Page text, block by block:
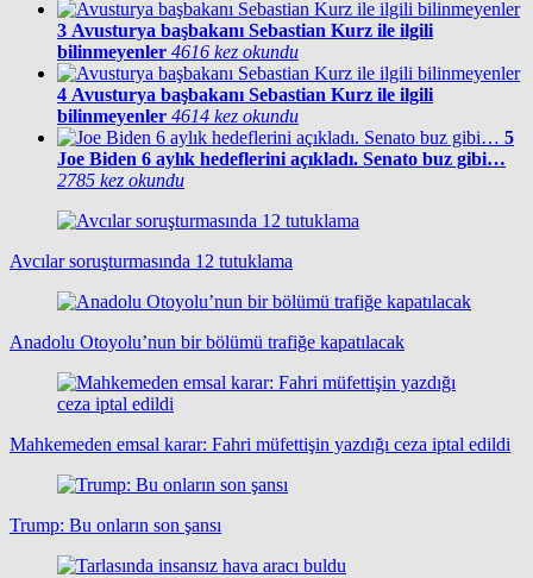
3 Avusturya başbakanı Sebastian Kurz ile ilgili
bilinmeyenler 4616 kez okundu
4 Avusturya başbakanı Sebastian Kurz ile ilgili
bilinmeyenler 4614 kez okundu
5
Joe Biden 6 aylık hedeflerini açıkladı. Senato buz gibi…
2785 kez okundu
Avcılar soruşturmasında 12 tutuklama
Anadolu Otoyolu’nun bir bölümü trafiğe kapatılacak
Mahkemeden emsal karar: Fahri müfettişin yazdığı ceza iptal edildi
Trump: Bu onların son şansı